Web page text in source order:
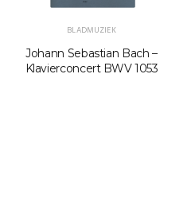
BLADMUZIEK
Johann Sebastian Bach –
Klavierconcert BWV 1053